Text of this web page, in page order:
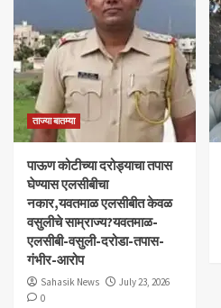
ताज्या बातम्या
पाऊण कोटीच्या दरोड्याचा तपास
घेण्यास एलसीबीचा
नकार,यवतमाळ एलसीबीत केवळ
वसुलीचे साम्राज्य?यवतमाळ-
एलसीबी-वसुली-दरोडा-तपास-
गंभीर-आरोप
Sahasik News
July 23, 2026
0